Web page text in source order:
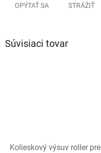
OPÝTAŤ SA STRÁŽIŤ
Súvisiaci tovar
Kolieskový výsuv roller pre